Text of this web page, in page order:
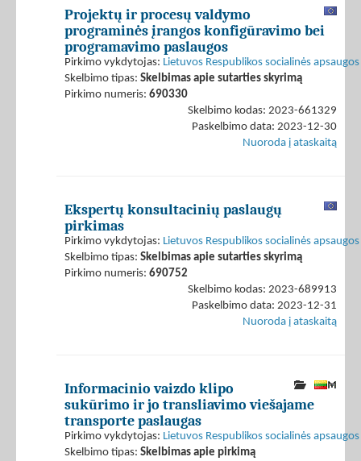
Projektų ir procesų valdymo
programinės įrangos konfigūravimo bei
programavimo paslaugos
Pirkimo vykdytojas: Lietuvos Respublikos socialinės
Skelbimo tipas: Skelbimas apie sutarties skyrimą
Pirkimo numeris: 690330
Skelbimo kodas: 2023-661329
Paskelbimo data: 2023-12-30
Nuoroda į ataskaitą
Ekspertų konsultacinių paslaugų
pirkimas
Pirkimo vykdytojas: Lietuvos Respublikos socialinės
Skelbimo tipas: Skelbimas apie sutarties skyrimą
Pirkimo numeris: 690752
Skelbimo kodas: 2023-689913
Paskelbimo data: 2023-12-31
Nuoroda į ataskaitą
Informacinio vaizdo klipo
sukūrimo ir jo transliavimo viešajame
transporte paslaugas
Pirkimo vykdytojas: Lietuvos Respublikos socialinės
Skelbimo tipas: Skelbimas apie pirkimą